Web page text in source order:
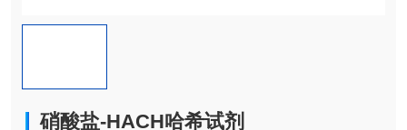
硝酸盐-HACH哈希试剂